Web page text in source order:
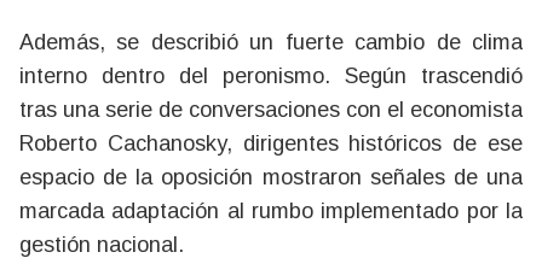
Además, se describió un fuerte cambio de clima
interno dentro del peronismo. Según trascendió
tras una serie de conversaciones con el economista
Roberto Cachanosky, dirigentes históricos de ese
espacio de la oposición mostraron señales de una
marcada adaptación al rumbo implementado por la
gestión nacional.